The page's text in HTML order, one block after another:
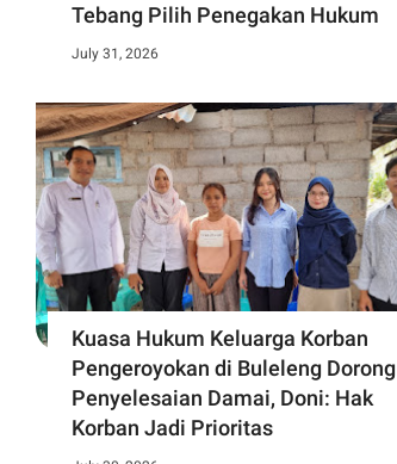
Tebang Pilih Penegakan Hukum
July 31, 2026
Kuasa Hukum Keluarga Korban
Pengeroyokan di Buleleng Dorong
Penyelesaian Damai, Doni: Hak
Korban Jadi Prioritas